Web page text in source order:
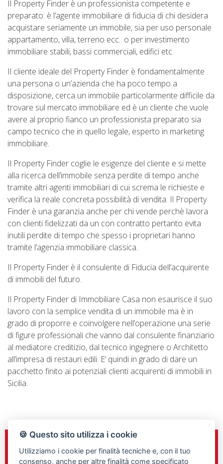
Il Property Finder è un professionista competente e
preparato: è l’agente immobiliare di fiducia di chi desidera
acquistare seriamente un immobile, sia per uso personale
appartamento, villa, terreno ecc.. o per investimento
immobiliare stabili, bassi commerciali, edifici etc.
Il cliente ideale del Property Finder è fondamentalmente
una persona o un’azienda che ha poco tempo a
disposizione, cerca un immobile particolarmente difficile da
trovare sul mercato immobiliare ed è un cliente che vuole
avere al proprio fianco un professionista preparato sia
campo tecnico che in quello legale, esperto in marketing
immobiliare.
Il Property Finder coglie le esigenze del cliente e si mette
alla ricerca dell’immobile senza perdite di tempo anche
tramite altri agenti immobiliari di cui screma le richieste e
verifica la reale concreta possibilità di vendita. Il Property
Finder è una garanzia anche per chi vende perchè lavora
con clienti fidelizzati da un con contratto pertanto evita
inutili perdite di tempo che spesso i proprietari hanno
tramite l’agenzia immobiliare classica.
Il Property Finder è il consulente di Fiducia dell’acquirente
di immobili del futuro.
Il Property Finder di Immobiliare Casa non esaurisce il suo
lavoro con la semplice vendita di un immobile ma è in
grado di proporre e coinvolgere nell’operazione una serie
di figure professionali che vanno dal consulente finanziario
al mediatore creditizio, dal tecnico ingegnere o Architetto
all’impresa di restauri edili. E’ quindi in grado di dare un
pacchetto finito ai potenziali clienti acquirenti di immobili in
Sicilia.
Sede e Direzione
C.so Gelone n.148
🍪 Questo sito utilizza i cookie
Utilizziamo i cookie per finalità tecniche e, con il tuo
consenso, anche per altre finalità come specificato